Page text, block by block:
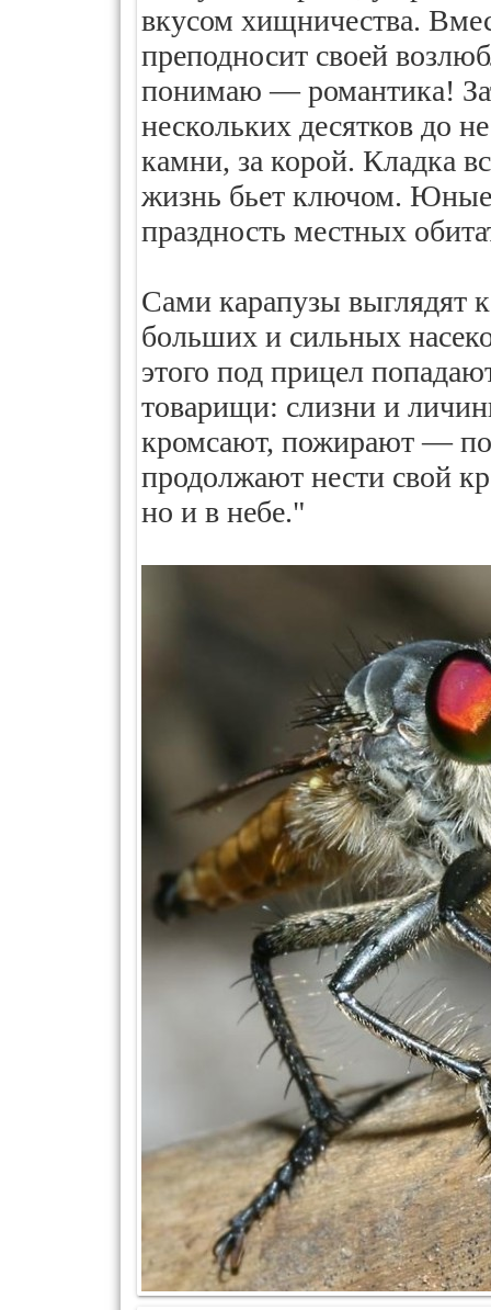
вкусом хищничества.
преподносит своей
понимаю — романтика!
нескольких десятков до
камни, за корой. Кладка
жизнь бьет ключом. Юные
праздность местных
Сами карапузы
больших и сильных
этого под прицел
товарищи: слизни и
кромсают, пожирают —
продолжают нести свой
но и в небе."